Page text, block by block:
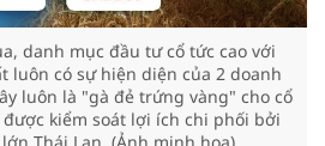
danh mục đầu tư cổ tức cao với
luôn có sự hiện diện của 2 doanh
luôn là "gà đẻ trứng vàng" cho cổ
kiểm soát lợi ích chi phối bởi